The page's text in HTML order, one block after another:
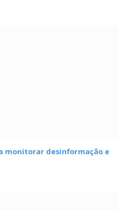
monitorar desinformação e